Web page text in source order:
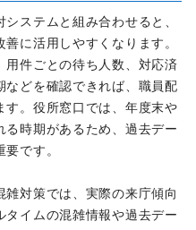
ステムと組み合わせると、
に活用しやすくなります。
用件ごとの待ち人数、対応済
などを確認できれば、職員配
す。役所窓口では、年度末や
時期があるため、過去デー
です。
対策では、実際の来庁傾向
タイムの混雑情報や過去デー